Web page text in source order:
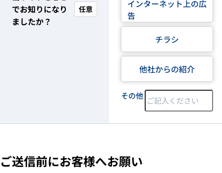
でお知りになり
ましたか？
任意
インターネット上の広
告
チラシ
他社からの紹介
その他
ご送信前にお客様へお願い